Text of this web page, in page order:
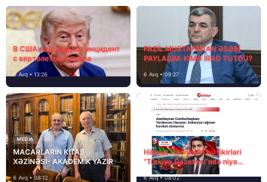
В США расследуют инцидент
с вертолетом Трампа
6 Avq • 13:26
FAZİL MUSTAFADAN ƏSƏBİ
PAYLAŞIM: KİMƏ İRAD TUTDU?
6 Avq • 09:27
MEDİA
MACARLARIN KİTAB
XƏZİNƏSİ- AKADEMİK YAZIR
6 Avq • 08:12
Hikmət Hacıyevin bu fikirləri
“Türkiye Gazetesi”ndə niyə
təhrif edilib?
6 Avq • 08:02